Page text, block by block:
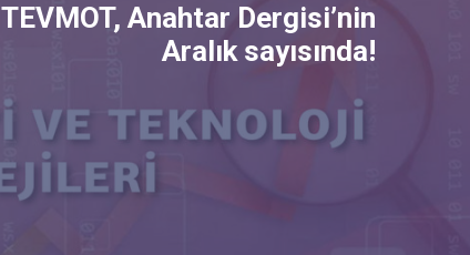
TEVMOT, Anahtar Dergisi’nin
Aralık sayısında!